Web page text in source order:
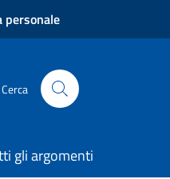
personale
Cerca
gli argomenti